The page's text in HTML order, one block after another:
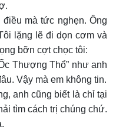
mà tức nghẹn. Ông
lặng lẽ đi dọn cơm và
bỡn cợt chọc tôi:
Thượng Thổ” như anh
Vậy mà em không tin.
anh cũng biết là chỉ tại
tìm cách trị chúng chứ.